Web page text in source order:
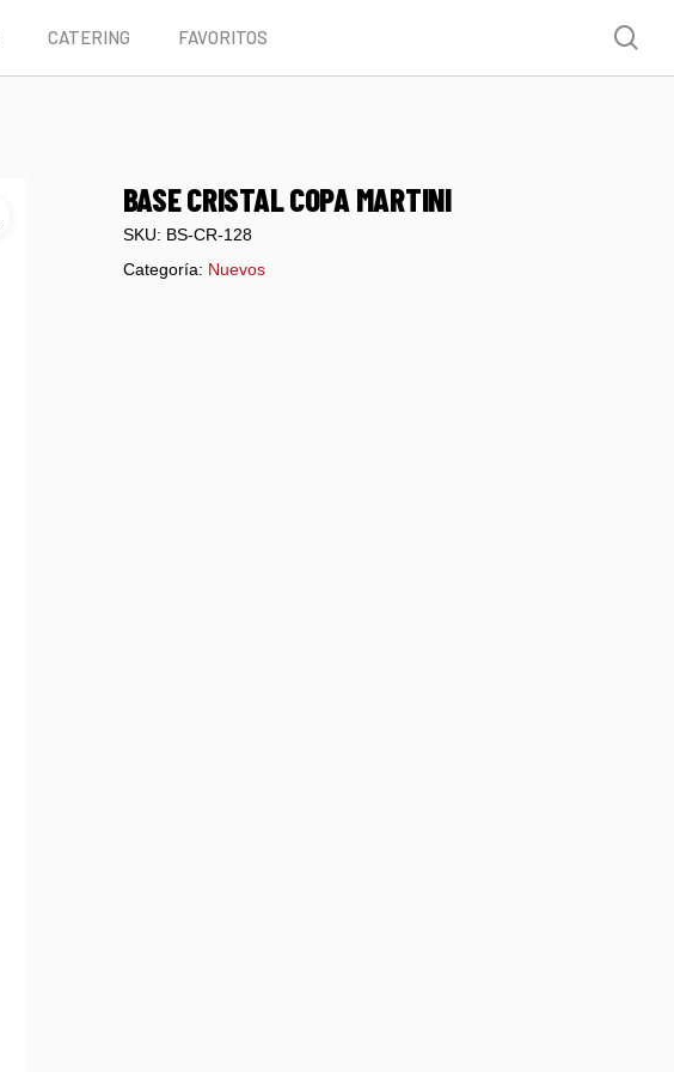
CATERING FAVORITOS
BASE CRISTAL COPA MARTINI
SKU: BS-CR-128
Categoría: Nuevos